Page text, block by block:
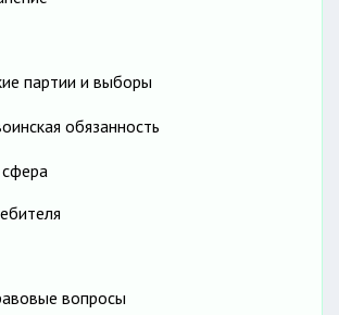
партии и выборы
обязанность
вопросы